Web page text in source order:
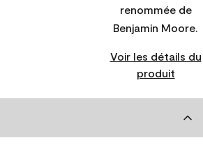
renommée de
Benjamin Moore.
Voir les détails du
produit